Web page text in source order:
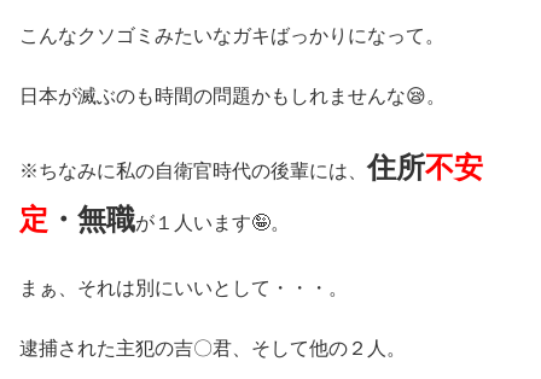
こんなクソゴミみたいなガキばっかりになって。
日本が滅ぶのも時間の問題かもしれませんな😪。
※ちなみに私の自衛官時代の後輩には、住所不安
定 ・無職が１人います🤪。
まぁ、それは別にいいとして・・・。
逮捕された主犯の吉〇君、そして他の２人。